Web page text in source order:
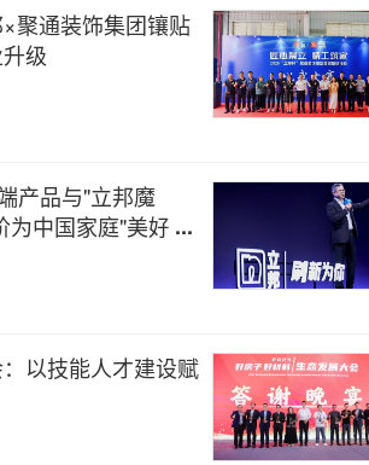
聚通装饰集团镶贴
级
产品与"立邦魔
为中国家庭"美好生
以技能人才建设赋